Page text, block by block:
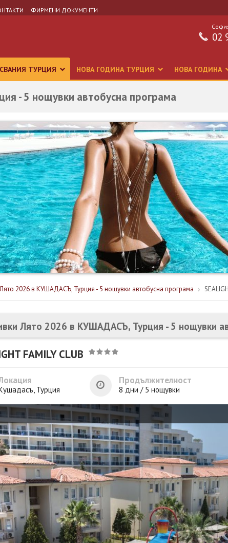
ФИРМЕНИ ДОКУМЕНТИ
02
ТУРЦИЯ НОВА ГОДИНА ТУРЦИЯ НОВА ГОДИНА
- 5 нощувки автобусна програма
2026 в КУШАДАСЪ, Турция - 5 нощувки автобусна програма
Лято 2026 в КУШАДАСЪ, Турция - 5 нощувки
FAMILY CLUB
Турция
Продължителност
8 дни / 5 нощувки